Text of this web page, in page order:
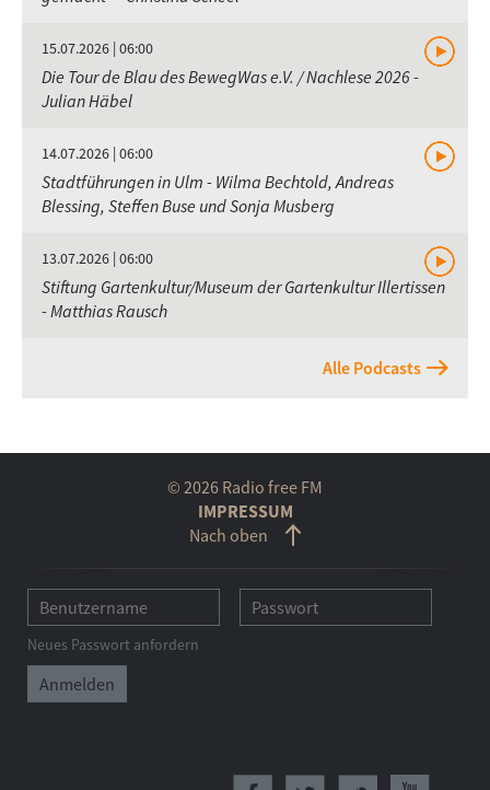
15.07.2026 | 06:00
Die Tour de Blau des BewegWas e.V. / Nachlese 2026 -
Julian Häbel
14.07.2026 | 06:00
Stadtführungen in Ulm - Wilma Bechtold, Andreas
Blessing, Steffen Buse und Sonja Musberg
13.07.2026 | 06:00
Stiftung Gartenkultur/Museum der Gartenkultur Illertissen
- Matthias Rausch
Alle Podcasts
© 2026 Radio free FM
IMPRESSUM
Nach oben
Neues Passwort anfordern